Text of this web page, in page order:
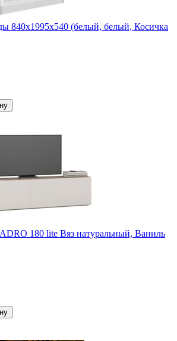
840х1995х540 (белый, белый, Косичка
180 lite Вяз натуральный, Ваниль